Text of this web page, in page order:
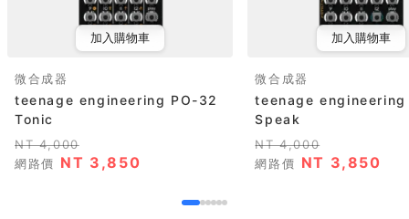
加入購物車
微合成器
teenage engineering PO-32
Tonic
NT 4,000
網路價 NT 3,850
加入購物車
微合成器
teenage
Speak
NT 4,000
網路價 NT 3,850